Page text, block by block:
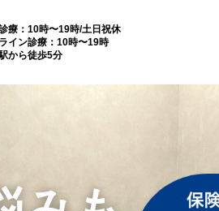
療：10時〜19時/土日祝休
イン診療：10時〜19時
から徒歩5分